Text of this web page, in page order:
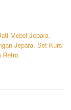
Mebel Jepara
Jepara Set Kursi
Retro